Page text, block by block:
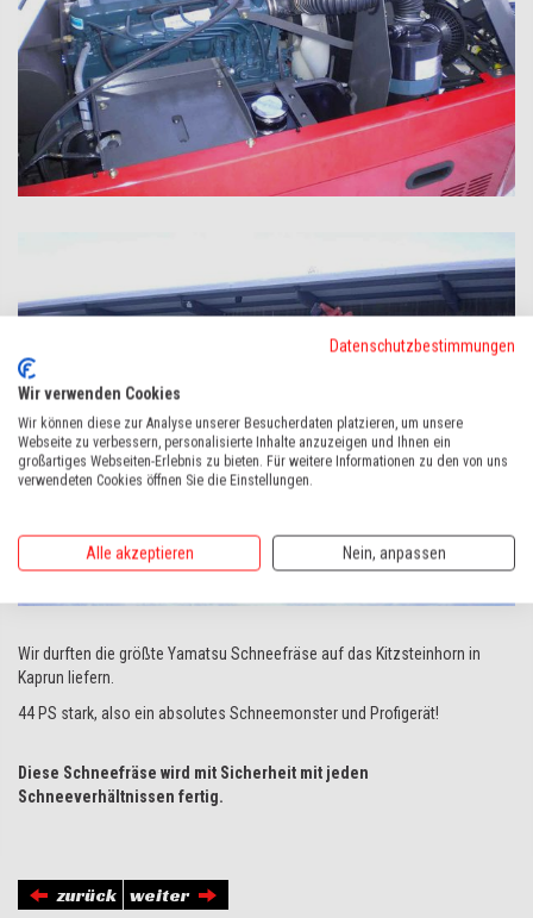
Wir durften die größte Yamatsu Schneefräse auf das Kitzsteinhorn in
Kaprun liefern.
44 PS stark, also ein absolutes Schneemonster und Profigerät!
Diese Schneefräse wird mit Sicherheit mit jeden
Schneeverhältnissen fertig.
zurück weiter
Datenschutzbestimmungen
Wir verwenden Cookies
Wir können diese zur Analyse unserer Besucherdaten platzieren, um unsere
Webseite zu verbessern, personalisierte Inhalte anzuzeigen und Ihnen ein
großartiges Webseiten-Erlebnis zu bieten. Für weitere Informationen zu den von uns
verwendeten Cookies öffnen Sie die Einstellungen.
Alle akzeptieren Nein, anpassen